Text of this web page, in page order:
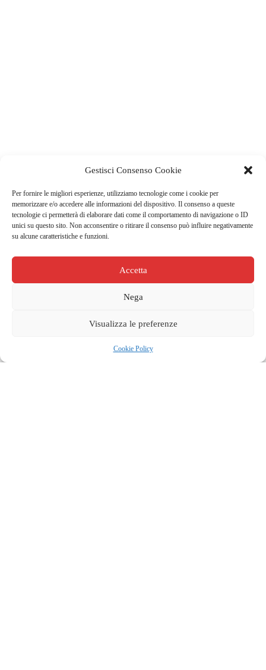
Gestisci Consenso Cookie
Per fornire le migliori esperienze, utilizziamo tecnologie come i cookie per
memorizzare e/o accedere alle informazioni del dispositivo. Il consenso a queste
tecnologie ci permetterà di elaborare dati come il comportamento di navigazione o ID
unici su questo sito. Non acconsentire o ritirare il consenso può influire negativamente
su alcune caratteristiche e funzioni.
Accetta
Nega
Visualizza le preferenze
Cookie Policy